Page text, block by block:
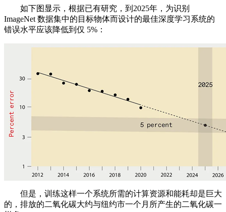
如下图显示，根据已有研究，到2025年，为识别
ImageNet 数据集中的目标物体而设计的最佳深度学习系统的
错误水平应该降低到仅 5%：
但是，训练这样一个系统所需的计算资源和能耗却是巨大
的，排放的二氧化碳大约与纽约市一个月所产生的二氧化碳一